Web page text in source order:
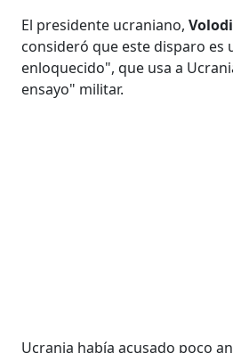
El presidente ucraniano,
consideró que este disparo es
enloquecido", que usa a
ensayo" militar.
Ucrania había acusado poco